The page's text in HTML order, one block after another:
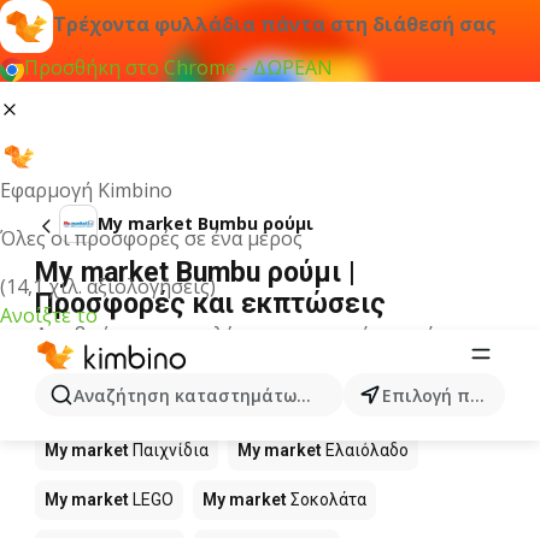
Τρέχοντα φυλλάδια πάντα στη διάθεσή σας
Προσθήκη στο Chrome - ΔΩΡΕΑΝ
Εφαρμογή Kimbino
Όλες οι προσφορές σε ένα μέρος
(14,1 χιλ. αξιολογήσεις)
Ανοίξτε το
Αναζήτηση καταστημάτων, κατηγοριών, προϊόντων...
Επιλογή πόλης
My market Bumbu ρούμι
My market Bumbu ρούμι |
Προσφορές και εκπτώσεις
Δεν βρήκαμε αποτελέσματα για αυτόν τον όρο.
Άλλα προϊόντα στα καταστήματα
My market
My market Παιχνίδια My market Ελαιόλαδο
My market LEGO My marketΣοκολάτα